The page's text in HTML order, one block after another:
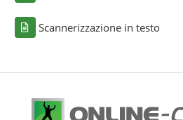
Scannerizzazione in testo